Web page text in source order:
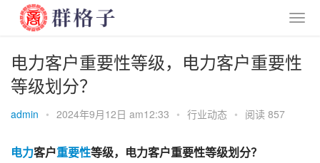
电力客户重要性等级，电力客户重要性
等级划分？
admin • 2024年9月12日 am12:33 • 行业动态 • 阅读 857
电力客户重要性等级，电力客户重要性等级划分？